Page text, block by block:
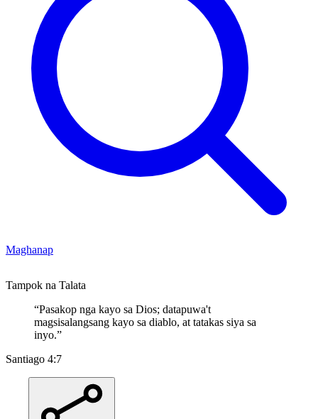
Maghanap
Tampok na Talata
“Pasakop nga kayo sa Dios; datapuwa't
magsisalangsang kayo sa diablo, at tatakas siya sa
inyo.”
Santiago 4:7